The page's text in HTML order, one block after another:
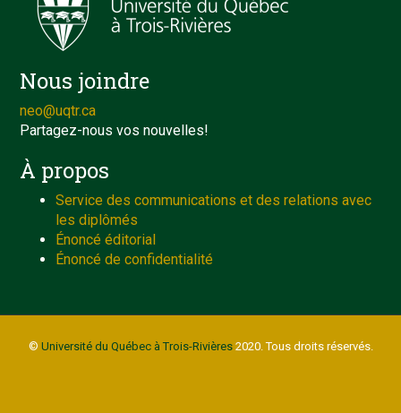
Nous joindre
neo@uqtr.ca
Partagez-nous vos nouvelles!
À propos
Service des communications et des relations avec
les diplômés
Énoncé éditorial
Énoncé de confidentialité
© Université du Québec à Trois-Rivières2020. Tous droits réservés.